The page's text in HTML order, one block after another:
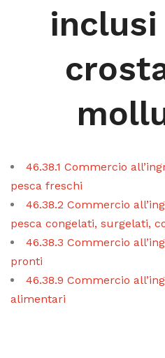
46.38.1 Commercio
pesca freschi
46.38.2 Commercio
pesca congelati, surgelati,
46.38.3 Commercio
pronti
46.38.9 Commercio
alimentari